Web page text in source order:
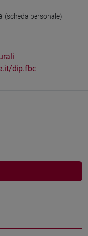
(scheda personale)
dip.fbc